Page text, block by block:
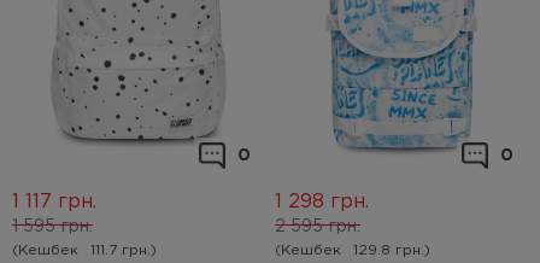
0
1 595 грн.
1 117 грн.
(Кешбек 111.7 грн.)
0
2 595 грн.
1 298 грн.
(Кешбек 129.8 грн.)